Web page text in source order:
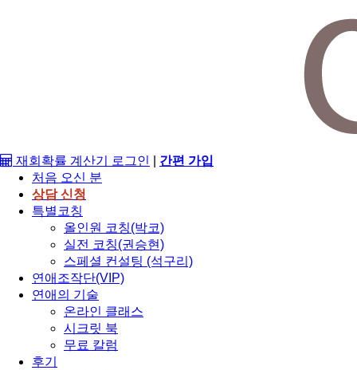
재회확률 계산기 로그인
간편 가입
처음 오신 분
상담 신청
특별코칭
올인원 코칭(박코)
실전 코칭(권승현)
스페셜 컨설팅 (석구리)
연애조작단(VIP)
연애의 기술
온라인 클래스
시크릿 북
무료 칼럼
후기